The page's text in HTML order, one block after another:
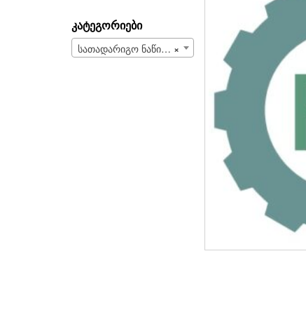
ᲙᲐᲢᲔᲒᲝᲠᲘᲔᲑᲘ
×
სათადარიგო ნაწილები და სახარჯი მასალები (708)